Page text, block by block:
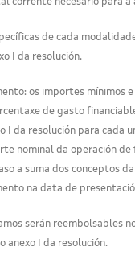
de cada
I da resolución.
os importes mínimos
de gasto
I da resolución para cada
nominal da operación de
a suma dos conceptos
na data de
serán reembolsables
anexo I da resolución.